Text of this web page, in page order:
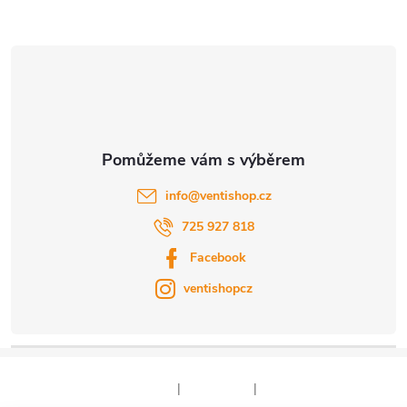
info@ventishop.cz
725 927 818
Facebook
ventishopcz
| |